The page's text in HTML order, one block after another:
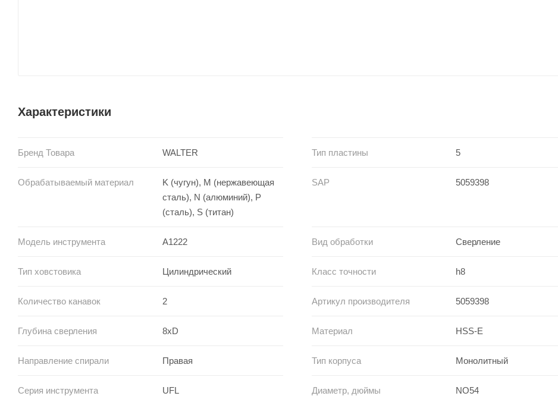
Характеристики
Бренд Товара WALTER Тип пластины 5
Обрабатываемый материал
K (чугун), M (нержавеющая
сталь), N (алюминий), P
(сталь), S (титан)
SAP 5059398
Модель инструмента A1222 Вид обработки Сверление
Тип ховстовика Цилиндрический Класс точности h8
Количество канавок 2 Артикул производителя 5059398
Глубина сверления 8xD Материал HSS-E
Направление спирали Правая Тип корпуса Монолитный
Серия инструмента UFL Диаметр, дюймы NO54